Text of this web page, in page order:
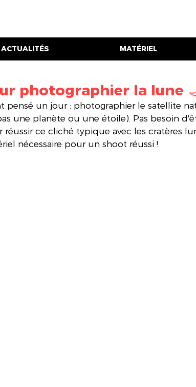
ACTUALITÉS MATÉRIEL
photographier la lune
pensé un jour : photographier le satellite
une planète ou une étoile). Pas besoin
ce cliché typique avec les cratères
nécessaire pour un shoot réussi !